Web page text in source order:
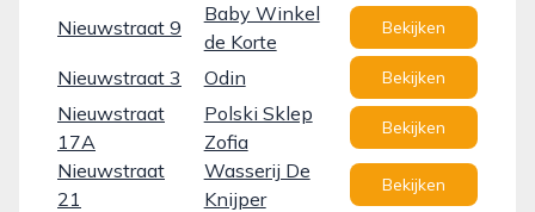
Nieuwstraat 9
Baby Winkel
de Korte
Bekijken
Nieuwstraat 3 Odin Bekijken
Nieuwstraat
17A
Polski Sklep
Zofia
Bekijken
Nieuwstraat
21
Wasserij De
Knijper
Bekijken